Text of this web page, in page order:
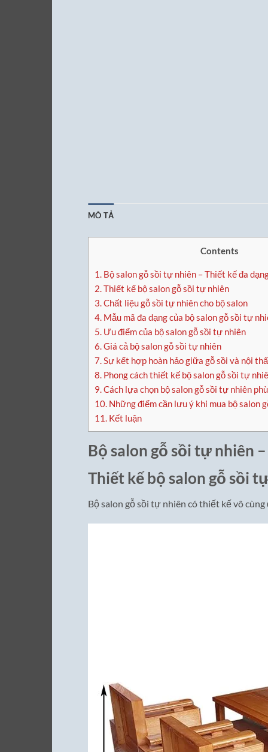
MÔ TẢ
Contents
1. Bộ salon gỗ sồi tự nhiên – Thiết kế đa
2.Thiết kế bộ salon gỗ sồi tự nhiên
3.Chất liệu gỗ sồi tự nhiên cho bộ salon
4. Mẫu mã đa dạng của bộ salon gỗ sồi tự
5. Ưu điểm của bộ salon gỗ sồi tự nhiên
6.Giá cả bộ salon gỗ sồi tự nhiên
7.Sự kết hợp hoàn hảo giữa gỗ sồi và nội
8. Phong cách thiết kế bộ salon gỗ sồi tự
9.Cách lựa chọn bộ salon gỗ sồi tự nhiên
10. Những điểm cần lưu ý khi mua bộ salon
11. Kết luận
Bộ salon gỗ sồi tự nhiên
Thiết kế bộ salon gỗ sồi
Bộ salon gỗ sồi tự nhiên có thiết kế vô